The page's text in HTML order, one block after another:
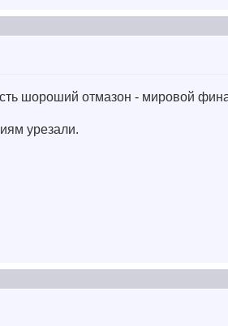
шороший отмазон - мировой
урезали.